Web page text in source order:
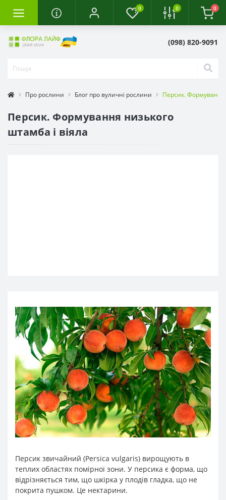
0 0 0
(098) 820-9091
Про рослини Блог про вуличні рослини Персик. Формування
Персик. Формування низького
штамба і віяла
Персик звичайний (Persica vulgaris) вирощують в
теплих областях помірної зони. У персика є форма, що
відрізняється тим, що шкірка у плодів гладка, що не
покрита пушком. Це нектарини.